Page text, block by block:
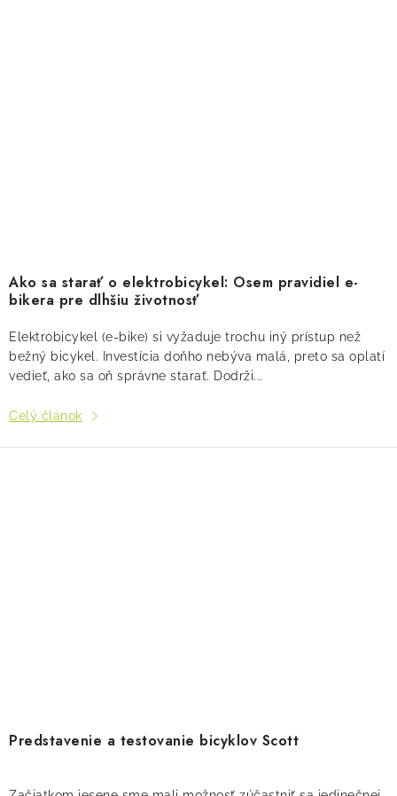
Ako sa starať o elektrobicykel: Osem pravidiel e-
bikera pre dlhšiu životnosť
Elektrobicykel (e-bike) si vyžaduje trochu iný prístup než
bežný bicykel. Investícia doňho nebýva malá, preto sa oplatí
vedieť, ako sa oň správne starať. Dodrži...
Celý článok
Predstavenie a testovanie bicyklov Scott